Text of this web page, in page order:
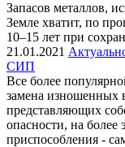
Запасов металлов,
Земле хватит, по
10–15 лет при
21.01.2021
СИП
Все более
замена изношенных
представляющих
опасности, на
приспособления -